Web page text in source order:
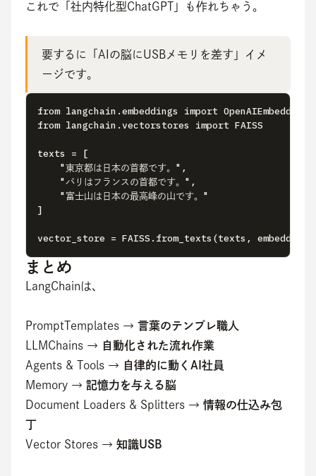
これで「社内特化型ChatGPT」も作れちゃう。
要するに「AIの脳にUSBメモリを差す」イメ
ージです。
from langchain.embeddings import
from langchain.vectorstores import FAISS
texts = [
    "東京都は日本の首都です。",
    "パリはフランスの首都です。",
    "富士山は日本の最高峰の山です。"
]
vector_store = FAISS.from_texts(texts,
まとめ
LangChainは、
PromptTemplates → 言葉のテンプレ職人
LLMChains → 自動化された流れ作業
Agents & Tools → 自律的に動くAI社員
Memory → 記憶力を与える脳
Document Loaders & Splitters → 情報の仕込み包
丁
Vector Stores → 知識USB